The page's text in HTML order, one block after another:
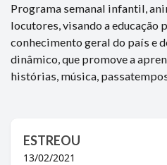
Programa semanal infantil,
locutores, visando a educação
conhecimento geral do país e
dinâmico, que promove a
histórias, música,
ESTREOU
13/02/2021